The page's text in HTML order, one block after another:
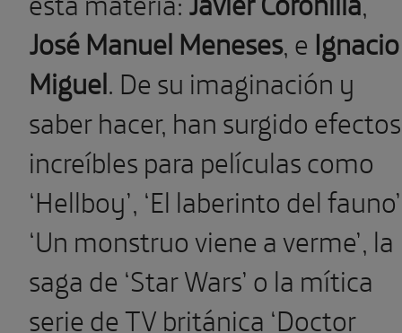
José Manuel Meneses, e Ignacio
Miguel. De su imaginación y
saber hacer, han surgido efectos
increíbles para películas como
‘Hellboy’, ‘El laberinto del
‘Un monstruo viene a verme’, la
saga de ‘Star Wars’ o la mítica
serie de TV británica ‘Doctor